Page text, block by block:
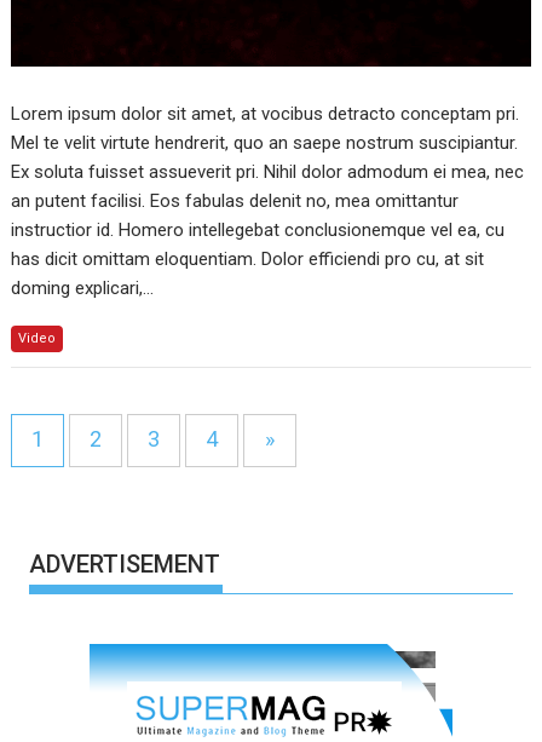
Lorem ipsum dolor sit amet, at vocibus detracto conceptam pri.
Mel te velit virtute hendrerit, quo an saepe nostrum suscipiantur.
Ex soluta fuisset assueverit pri. Nihil dolor admodum ei mea, nec
an putent facilisi. Eos fabulas delenit no, mea omittantur
instructior id. Homero intellegebat conclusionemque vel ea, cu
has dicit omittam eloquentiam. Dolor efficiendi pro cu, at sit
doming explicari,…
Video
1 2 3 4 »
ADVERTISEMENT